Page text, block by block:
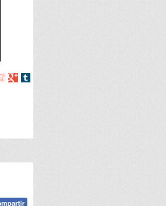
Compartir
Compartir
Compartir